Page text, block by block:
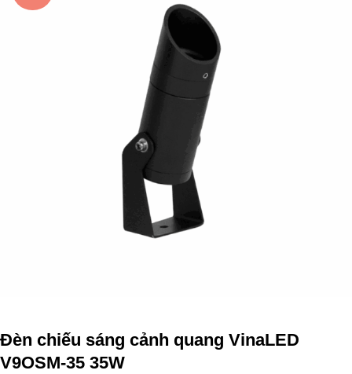
Đèn chiếu sáng cảnh quang VinaLED
V9OSM-35 35W